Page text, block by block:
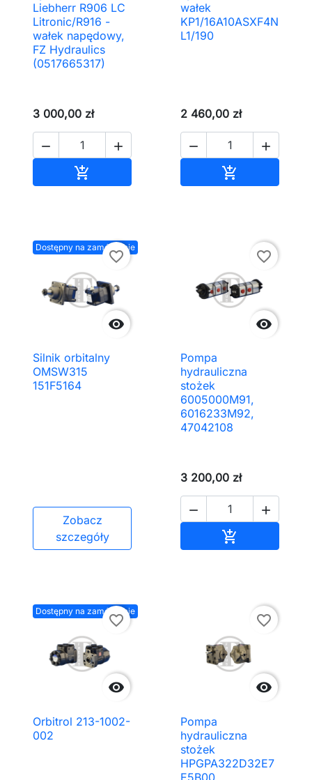
Liebherr R906 LC
Litronic/R916 -
wałek napędowy,
FZ Hydraulics
(0517665317)
3 000,00 zł
 

wałek
KP1/16A10ASXF4N
L1/190
2 460,00 zł
 

Dostępny na zamówienie

favorite_border
Silnik orbitalny
OMSW315
151F5164
Zobacz
szczegóły

favorite_border
Pompa
hydrauliczna
stożek
6005000M91,
6016233M92,
47042108
3 200,00 zł
 

Dostępny na zamówienie

favorite_border
Orbitrol 213-1002-
002

favorite_border
Pompa
hydrauliczna
stożek
HPGPA322D32E7
E5B00